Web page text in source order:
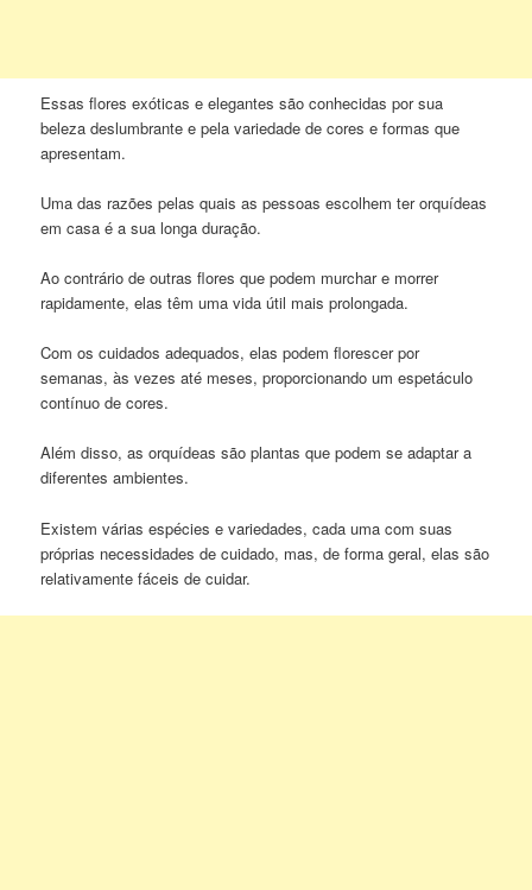
Essas flores exóticas e elegantes são conhecidas por sua
beleza deslumbrante e pela variedade de cores e formas que
apresentam.
Uma das razões pelas quais as pessoas escolhem ter orquídeas
em casa é a sua longa duração.
Ao contrário de outras flores que podem murchar e morrer
rapidamente, elas têm uma vida útil mais prolongada.
Com os cuidados adequados, elas podem florescer por
semanas, às vezes até meses, proporcionando um espetáculo
contínuo de cores.
Além disso, as orquídeas são plantas que podem se adaptar a
diferentes ambientes.
Existem várias espécies e variedades, cada uma com suas
próprias necessidades de cuidado, mas, de forma geral, elas são
relativamente fáceis de cuidar.